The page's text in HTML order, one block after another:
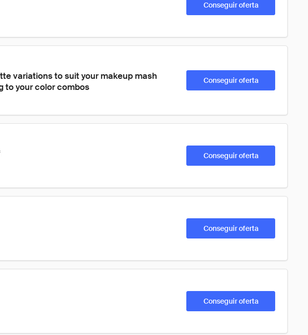
Conseguir oferta
variations to suit your makeup mash
to your color combos
Conseguir oferta
Conseguir oferta
Conseguir oferta
Conseguir oferta